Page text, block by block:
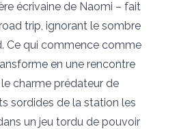
écrivaine de Naomi – fait
trip, ignorant le sombre
Ce qui commence comme
en une rencontre
charme prédateur de
sordides de la station les
un jeu tordu de pouvoir